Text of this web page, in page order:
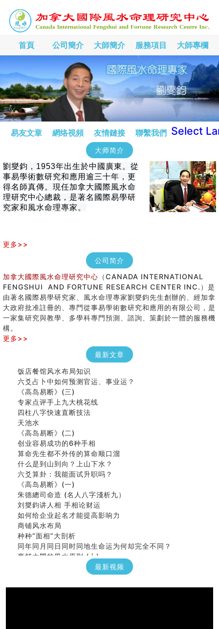
首頁 公司簡介 大師簡介 服務項目 大師專欄
易友文章 網络視頻 友情鏈接 聯繫我們 Select
大师简介
劉燮鈞，1953年出生於中國廣東。從
事易學術數研究和應用逾三十年，更
得名師真傳。現任加拿大國際風水命
理研究中心總裁，是著名國際易學研
究家和風水命理專家。
更多>>
公司简介
加拿大國際風水命理研究中心 （CANADA INTERNATIONAL
FENGSHUI AND FORTUNE RESEARCH CENTER INC.）是
由著名國際易學研究家、風水命理專家劉燮鈞先生創辦的、經加拿
大政府批准註冊的、專門從事易學術數研究和應用的有限公司，是
一家集研究與教學、多學科專門預測、諮詢、策劃於一體的服務機
構。
更多>>
最新文章
手指饱满福运加身，这种手相福运在何处？
《高岛易断》(四)
民間風水知識九十四條
饭店餐馆风水布局知识
六爻占卜中如何预测官运、事业运？
《高岛易断》(三)
专家点评手上九大桃花线
四柱八字快速直断技法
天池水
《高岛易断》(二)
创业容易成功的6种手相
算命先生都不外传的算命顺口溜
什么是到山到向？上山下水？
六爻算卦：我能面试升职吗？
《高岛易断》(一)
朱德總司命造 (名⼈⼋字淺析九）
刘燮鈞讲人相 手相论财运
如何给企业起名才能提高影响力
商铺风水布局
种种“面相”大剖析
同年同月同日同时同地生命运为何却完全不同？
商舖大門的風水原則 (上)
家居常見風水形煞及化解方法 (三)
最新视频